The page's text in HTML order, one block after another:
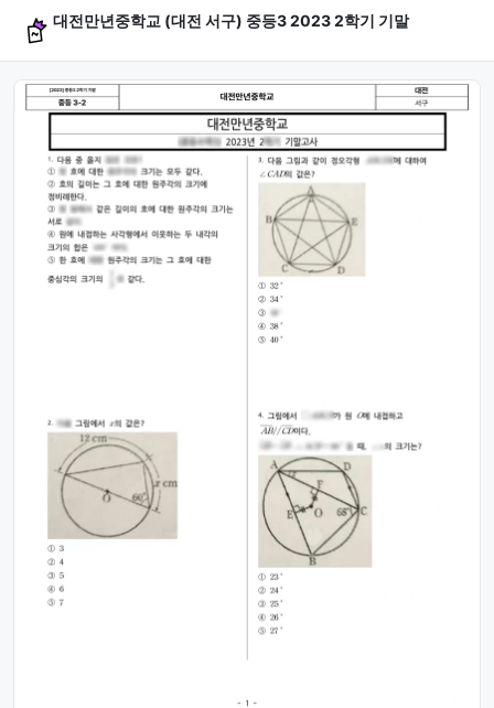
대전만년중학교 (대전 서구) 중등3 2023 2학기 기말
문제 미리보기 (4문항)